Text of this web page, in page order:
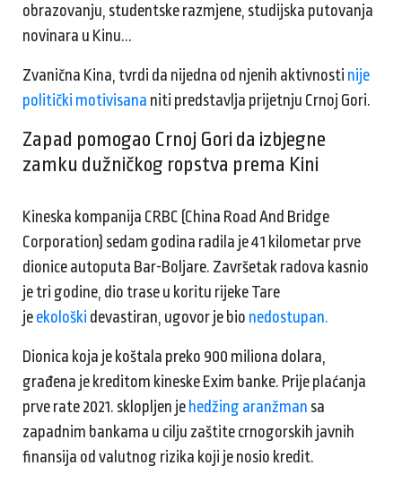
obrazovanju, studentske razmjene, studijska putovanja
novinara u Kinu...
Zvanična Kina, tvrdi da nijedna od njenih aktivnosti nije
politički motivisana niti predstavlja prijetnju Crnoj Gori.
Zapad pomogao Crnoj Gori da izbjegne
zamku dužničkog ropstva prema Kini
Kineska kompanija CRBC (China Road And Bridge
Corporation) sedam godina radila je 41 kilometar prve
dionice autoputa Bar-Boljare. Završetak radova kasnio
je tri godine, dio trase u koritu rijeke Tare
je ekološki devastiran, ugovor je bio nedostupan.
Dionica koja je koštala preko 900 miliona dolara,
građena je kreditom kineske Exim banke. Prije plaćanja
prve rate 2021. sklopljen je hedžing aranžman sa
zapadnim bankama u cilju zaštite crnogorskih javnih
finansija od valutnog rizika koji je nosio kredit.